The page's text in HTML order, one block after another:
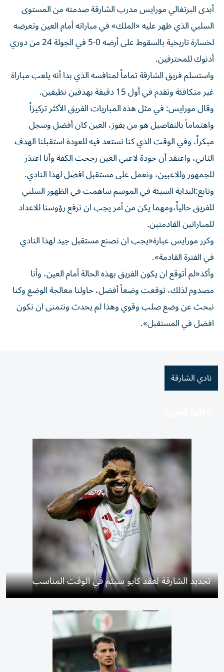
أبدى البرتغالي مورايس مدرب الشارقة صدمته من المستوى
السلبي الذي ظهر عليه «الملك» في مباراته أمام العين وتعرضه
لخسارة تاريخية بالسقوط على أرضه 0-5 في الجولة 24 من دوري
أدنوك للمحترفين.
واستسلم فريق الشارقة تماماً لمنافسه الذي بدا أنه يلعب مباراة
غير متكافئة وتقدم في أول 15 دقيقة بهدفين نظيفين.
وقال مورايس: في مثل هذه المباريات الفريق الأكثر تركيزاً
واهتماماً بالتفاصيل هو من يفوز، العين كان أفضل وسجل
مبكراً، وفي الوقت الذي كنا نستعد فيه للعودة استقبلنا الهدف
الثاني، واعتقد أن جودة لاعبي العين رجحت الكفة وأنا اعتذر
للجمهور وللاعبين، ونعمل على مستقبل افضل لهذا النادي.
وتابع:البداية السيئة في الموسم ساهمت في الظهور السلبي
للفريق حالياً،ومهما يكن من أمر يجب ان نرفع رؤوسنا للاعداد
للمباراتين القادمتين.
وكرر مورايس عبارة«يجب ان نصنع مستقبل جيد لهذا النادي
في الفترة القادمة».
وأكد«لم أتوقع ان يكون الفريق بهذه الحالة أمام العين، وأنا
مصدوم لذلك، توقعت وضعاً أفضل، حاولنا معالجة الوضع وكنا
نبحث عن وضع صلب وقوي وهذا لم يحدث ونتمنى ان نكون
افضل في المستقبل».
نادي الشارقة
تجديد الشارقة لعقد كايو سيتم في الوقت المناسب